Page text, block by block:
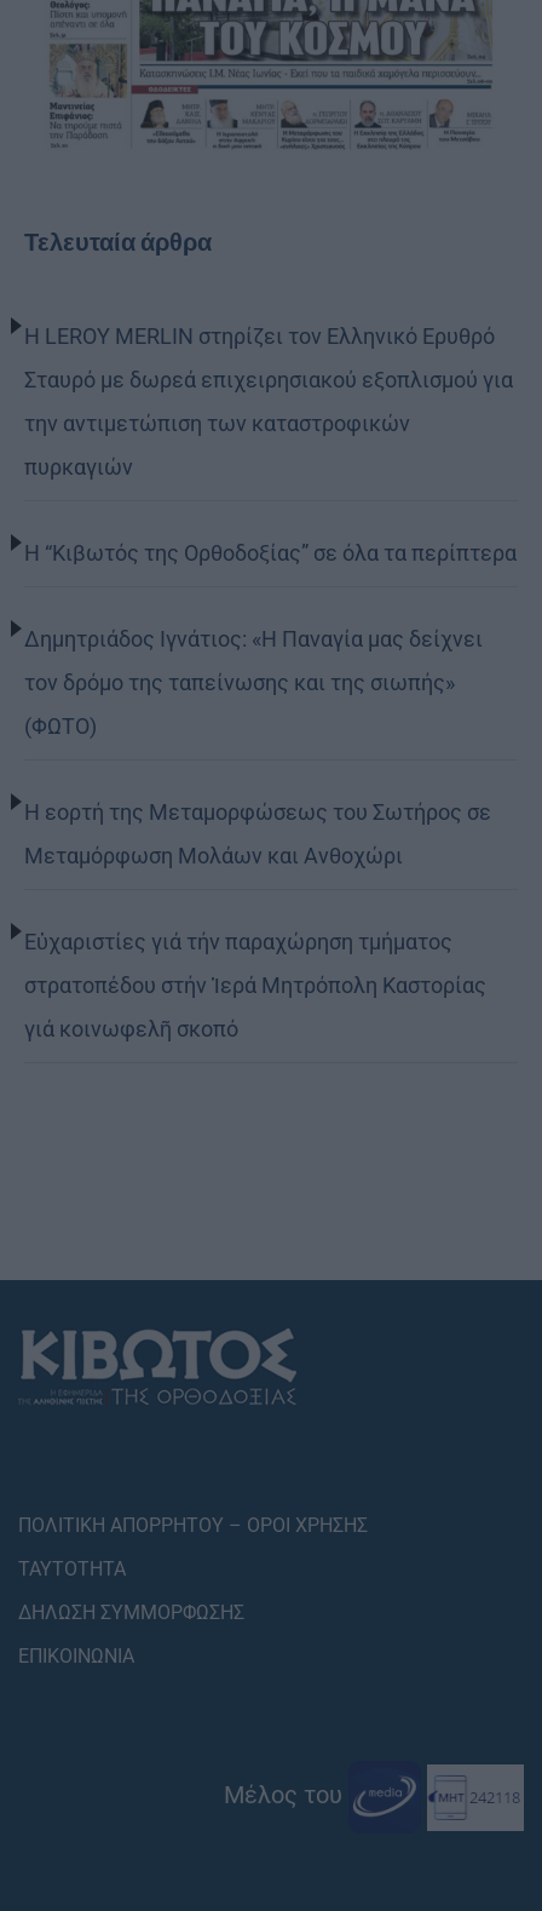
Τελευταία άρθρα
Η LEROY MERLIN στηρίζει τον Ελληνικό Ερυθρό
Σταυρό με δωρεά επιχειρησιακού εξοπλισμού για
την αντιμετώπιση των καταστροφικών
πυρκαγιών
Η “Κιβωτός της Ορθοδοξίας” σε όλα τα περίπτερα
Δημητριάδος Ιγνάτιος: «Η Παναγία μας δείχνει
τον δρόμο της ταπείνωσης και της σιωπής»
(ΦΩΤΟ)
Η εορτή της Μεταμορφώσεως του Σωτήρος σε
Μεταμόρφωση Μολάων και Ανθοχώρι
Εὐχαριστίες γιά τήν παραχώρηση τμήματος
στρατοπέδου στήν Ἱερά Μητρόπολη Καστορίας
γιά κοινωφελῆ σκοπό
ΠΟΛΙΤΙΚΗ ΑΠΟΡΡΗΤΟΥ – ΟΡΟΙ ΧΡΗΣΗΣ
ΤΑΥΤΟΤΗΤΑ
ΔΗΛΩΣΗ ΣΥΜΜΟΡΦΩΣΗΣ
ΕΠΙΚΟΙΝΩΝΙΑ
Μέλος του